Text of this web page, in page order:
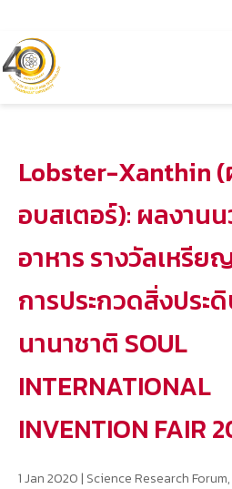
Lobster-Xanthin
อบสเตอร์): ผลงาน
อาหาร รางวัลเหรี
การประกวดสิ่งประ
นานาชาติ SOUL
INTERNATIONAL
INVENTION FAIR
1 Jan 2020| Science Research Forum,